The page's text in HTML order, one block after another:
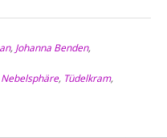
, Johanna Benden,
Nebelsphäre, Tüdelkram,